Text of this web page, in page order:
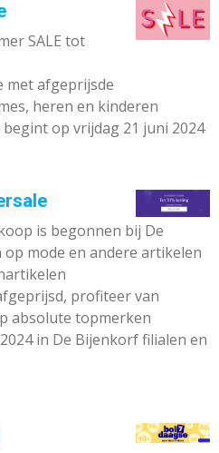
SALE tot
met afgeprijsde
heren en kinderen
op vrijdag 21 juni 2024
is begonnen bij De
mode en andere artikelen
profiteer van
absolute topmerken
in De Bijenkorf filialen en